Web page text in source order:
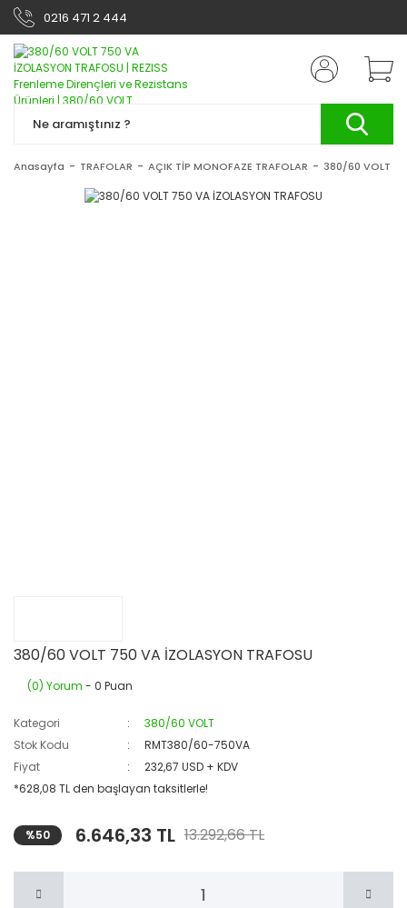
0216 471 2 444
Anasayfa TRAFOLAR AÇIK TİP MONOFAZE TRAFOLAR 380/60 VOLT
380/60 VOLT 750 VA İZOLASYON TRAFOSU
(0) Yorum - 0 Puan
Kategori
380/60 VOLT
Stok Kodu
RMT380/60-750VA
Fiyat
232,67 USD + KDV
*628,08 TL den başlayan taksitlerle!
%50 6.646,33 TL 13.292,66 TL